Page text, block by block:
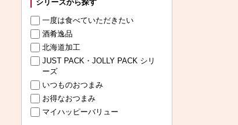
シリーズから探す
一度は食べていただきたい
酒肴逸品
北海道加工
JUST PACK・JOLLY PACK シリ
ーズ
いつものおつまみ
お得なおつまみ
マイハッピーバリュー